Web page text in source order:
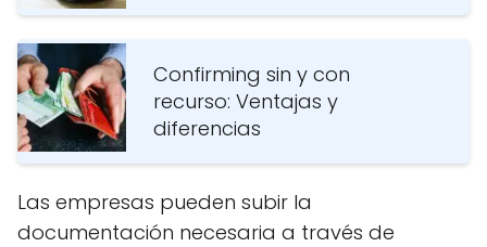
Confirming sin y con
recurso: Ventajas y
diferencias
Las empresas pueden subir la
documentación necesaria a través de